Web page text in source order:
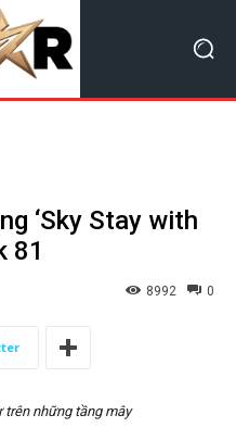
‘Sky Stay with
81
0
8992
trên những tầng mây